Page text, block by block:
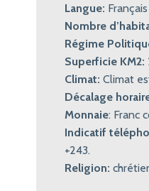
Langue:
Nombre
Régime
Superficie KM2:
Climat: Climat
Décalage
Monnaie: Franc
Indicatif
+243.
Religion: